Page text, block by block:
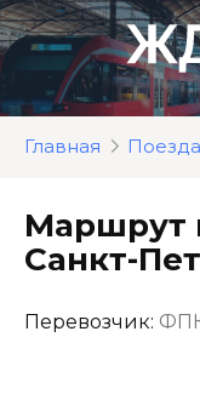
Перейти
к
контенту
Главная Поезда
Маршрут
Санкт-
Перевозчик: